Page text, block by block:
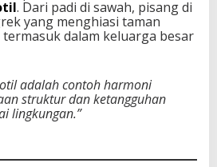
i
k
a
a
t
u
K
. Dari padi di sawah, pisang di
yang menghiasi taman
dalam keluarga besar
adalah contoh harmoni
struktur dan ketangguhan
lingkungan.”